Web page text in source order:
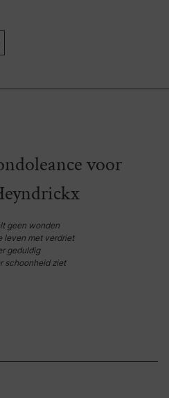
voor
geen wonden
leven met verdriet
geduldig
schoonheid ziet